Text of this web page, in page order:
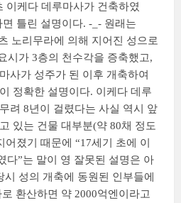
이케다 데루마사가 건축하였
틀린 설명이다. -_- 원래는
노리무라에 의해 지어진 성으로
시가 3층의 천수각을 증축했고,
사가 성주가 된 이후 개축하여
정확한 설명이다. 이케다 데루
려 8년이 걸렸다는 사실 역시 앞
있는 건물 대부분(약 80채 정도
졌기 때문에 “17세기 초에 이
다”는 말이 영 잘못된 설명은 아
성의 개축에 동원된 인부들에
환산하면 약 2000억엔이라고